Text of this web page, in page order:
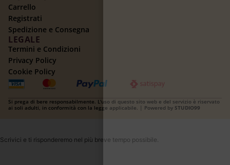
Carrello
Registrati
Spedizione e Consegna
LEGALE
Termini e Condizioni
Privacy Policy
Cookie Policy
Si prega di bere responsabilmente. L'uso di questo sito web e del servizio è riservato
ai soli adulti, in conformità con la legge applicabile. | Powered by STUDIO99
Scrivici e ti risponderemo nel più breve tempo possibile.